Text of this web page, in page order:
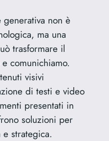
generativa non è
ma una
trasformare il
comunichiamo.
visivi
di testi e video
presentati in
soluzioni per
strategica.